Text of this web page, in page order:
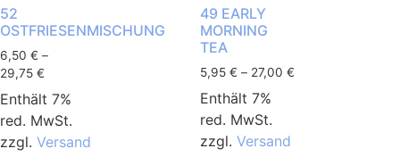
52
OSTFRIESENMISCHUNG
6,50 € –
29,75 €
Enthält 7%
red. MwSt.
zzgl. Versand
49 EARLY
MORNING
TEA
5,95 € – 27,00 €
Enthält 7%
red. MwSt.
zzgl. Versand